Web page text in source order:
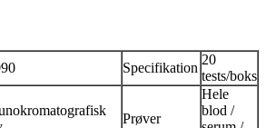
Specifikation
20
tests/boks
Prøver
Hele
blod /